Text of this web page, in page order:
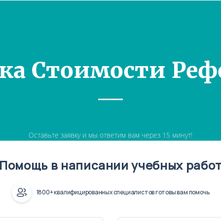
Стоимости
Оставьте заявку и мы ответим вам через 15 минут!
в написании учебных работ
1800+ квалифицированных специалистов готовы вам помочь